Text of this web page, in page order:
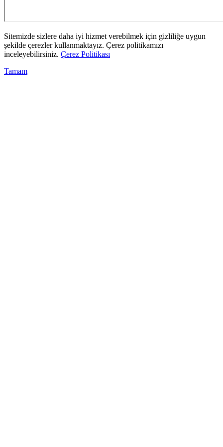
Sitemizde sizlere daha iyi hizmet verebilmek için gizliliğe uygun
şekilde çerezler kullanmaktayız. Çerez politikamızı
inceleyebilirsiniz. Çerez Politikası
Tamam